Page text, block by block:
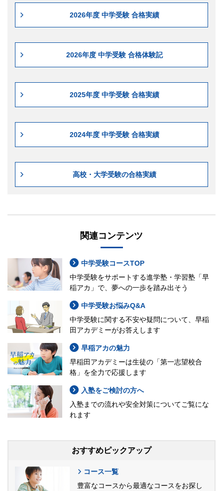
2026年度 中学受験 合格実績
2026年度 中学受験 合格体験記
2025年度 中学受験 合格実績
2024年度 中学受験 合格実績
高校・大学受験の合格実績
関連コンテンツ
中学受験コースTOP
中学受験をサポートする進学塾・学習塾「早
稲アカ」で、夢への一歩を踏み出そう
中学受験お悩みQ&A
中学受験に関する不安や疑問について、早稲
田アカデミーがお答えします
早稲アカの魅力
早稲田アカデミーは生徒の「第一志望校合
格」を全力で応援します
入塾をご検討の方へ
入塾までの流れや安全対策についてご覧にな
れます
おすすめピックアップ
コース一覧
豊富なコースから最適なコースをお探し